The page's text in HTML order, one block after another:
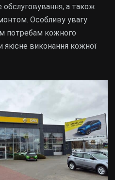
обслуговування, а також
Особливу увагу
потребам кожного
якісне виконання кожної